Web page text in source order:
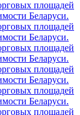
площадей
Беларуси.
площадей
Беларуси.
площадей
Беларуси.
площадей
Беларуси.
площадей
Беларуси.
площадей